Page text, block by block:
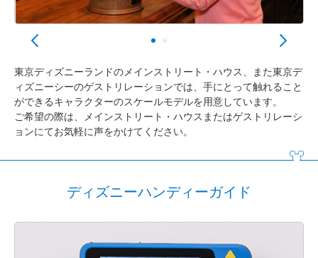
東京ディズニーランドのメインストリート・ハウス、また東京デ
ィズニーシーのゲストリレーションでは、手にとって触れること
ができるキャラクターのスケールモデルを用意しています。
ご希望の際は、メインストリート・ハウスまたはゲストリレーシ
ョンにてお気軽に声をかけてください。
ディズニーハンディーガイド